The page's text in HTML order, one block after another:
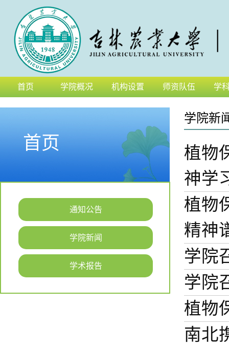
首页 学院概况 机构设置 师资队伍 学
首页
通知公告
学院新闻
学术报告
学院新
植物
神学
植物
精神
学院
学院
植物
南北